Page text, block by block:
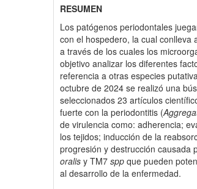
RESUMEN
Los patógenos periodontales
con el hospedero, la cual conlleva
a través de los cuales los
objetivo analizar los diferentes
referencia a otras especies
octubre de 2024 se realizó una
seleccionados 23 artículos
fuerte con la periodontitis (
de virulencia como: adherencia;
los tejidos; inducción de la
progresión y destrucción causada
oralis y TM7 spp que pueden
al desarrollo de la enfermedad.